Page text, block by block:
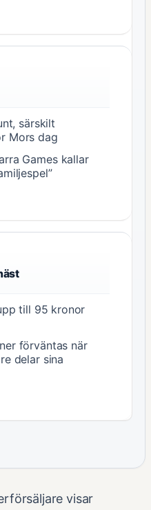
särskilt
Mors dag
Games kallar
till 95 kronor
förväntas när
delar sina
visar